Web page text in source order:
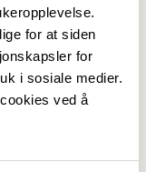
for at siden
for
i sosiale medier.
ved å
fagskolene
at
og
.